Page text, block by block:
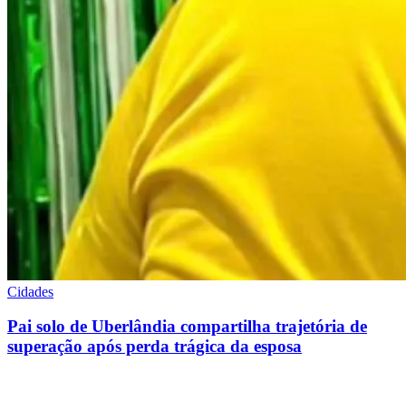
Cidades
Pai solo de Uberlândia compartilha trajetória de
superação após perda trágica da esposa